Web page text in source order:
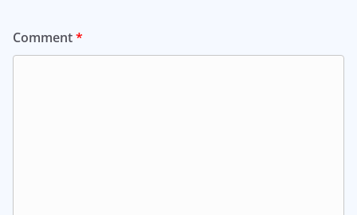
Comment*